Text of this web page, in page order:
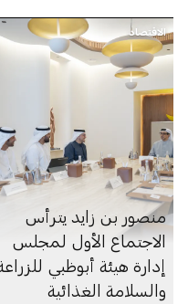
الاقتصاد
منصور بن زايد يترأس
الاجتماع الأول لمجلس
إدارة هيئة أبوظبي للزراعة
والسلامة الغذائية